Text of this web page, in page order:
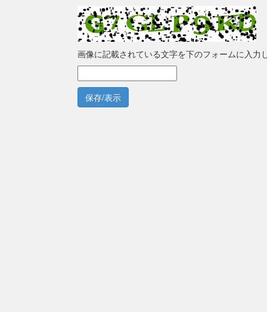
画像に記載されている文字を下のフォームに入力
保存/表示